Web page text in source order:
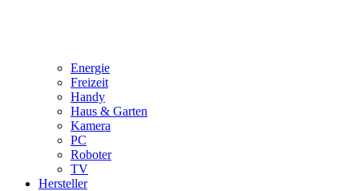
Energie
Freizeit
Handy
Haus & Garten
Kamera
PC
Roboter
TV
Hersteller